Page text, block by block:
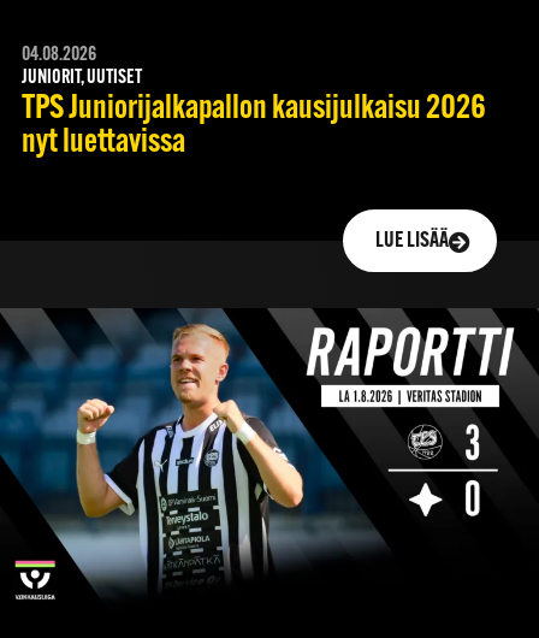
04.08.2026
JUNIORIT, UUTISET
TPS Juniorijalkapallon kausijulkaisu 2026
nyt luettavissa
LUE LISÄÄ